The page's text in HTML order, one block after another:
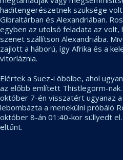
haditengerészetnek szüksége
Gibraltárban és Alexandriában.
egyben az utolsó feladata az
szenet szállítson Alexandriába.
zajlott a háború, így Afrika és a
vitorláznia.
Elértek a Suez-i öbölbe, ahol
az előbb említett Thistlegorm-
október 7-én visszatért ugyanaz
lebombázta a menekülni próbáló
október 8-án 01:40-kor süllyedt
eltűnt.